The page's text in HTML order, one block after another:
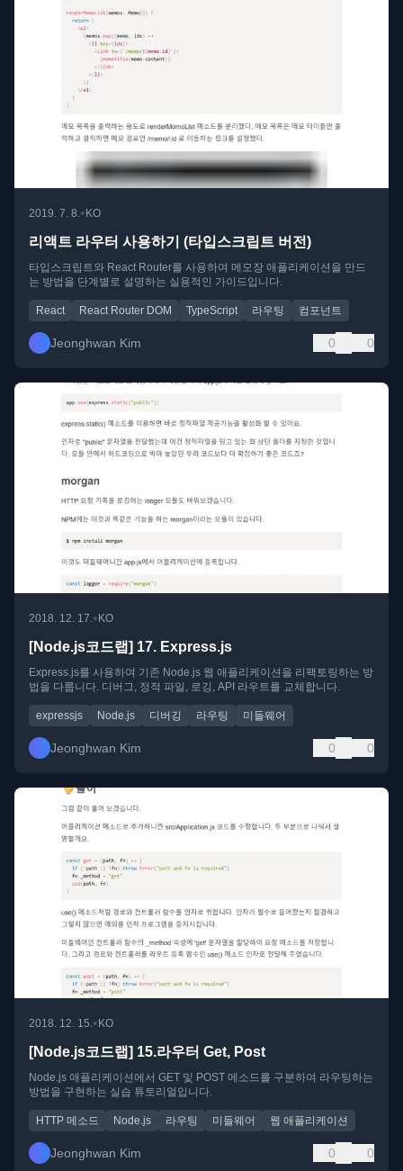
2019. 7. 8. •KO
리액트 라우터 사용하기 (타입스크립트 버전)
타입스크립트와 React Router를 사용하여 메모장 애플리케이션을 만드
는 방법을 단계별로 설명하는 실용적인 가이드입니다.
React React Router DOM TypeScript 라우팅 컴포넌트
Jeonghwan Kim 0 0
2018. 12. 17.• KO
[Node.js코드랩] 17. Express.js
Express.js를 사용하여 기존 Node.js 웹 애플리케이션을 리팩토링하는 방
법을 다룹니다. 디버그, 정적 파일, 로깅, API 라우트를 교체합니다.
expressjs Node.js 디버깅 라우팅 미들웨어
Jeonghwan Kim 0 0
2018. 12. 15.• KO
[Node.js코드랩] 15.라우터 Get, Post
Node.js 애플리케이션에서 GET 및 POST 메소드를 구분하여 라우팅하는
방법을 구현하는 실습 튜토리얼입니다.
HTTP 메소드 Node.js 라우팅 미들웨어 웹 애플리케이션
Jeonghwan Kim 0 0